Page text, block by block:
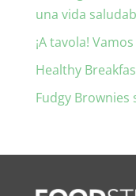
una vida
¡A tavola!
Healthy
Fudgy Brownies